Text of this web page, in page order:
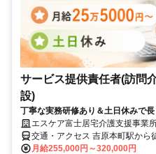
サービス提供責任者(訪問
設)
丁寧な実務研修あり＆土日休みで
エスケア富士居宅介護支援事業
交通・アクセス 吉原本町駅か
月給255,000円～320,000円